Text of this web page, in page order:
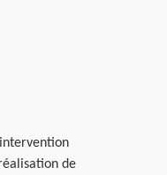
de